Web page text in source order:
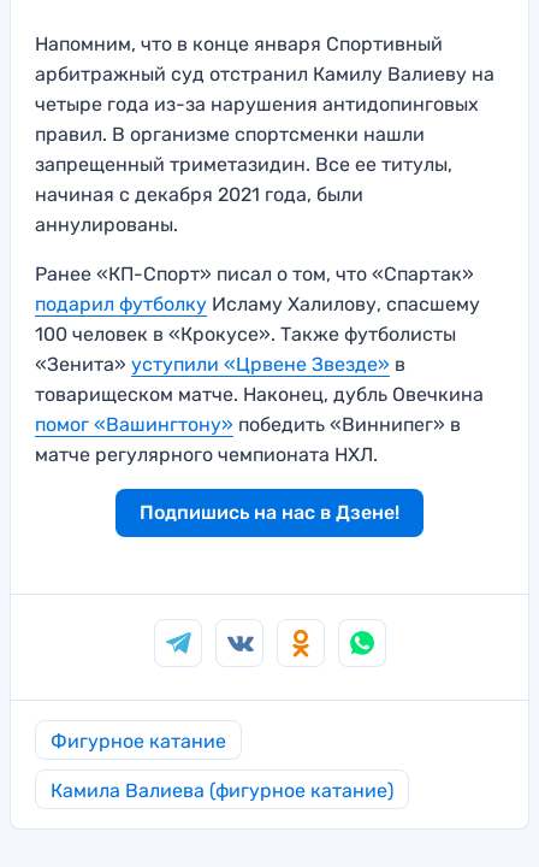
Напомним, что в конце января Спортивный
арбитражный суд отстранил Камилу Валиеву на
четыре года из-за нарушения антидопинговых
правил. В организме спортсменки нашли
запрещенный триметазидин. Все ее титулы,
начиная с декабря 2021 года, были
аннулированы.
Ранее «КП-Спорт» писал о том, что «Спартак»
подарил футболку Исламу Халилову, спасшему
100 человек в «Крокусе». Также футболисты
«Зенита» уступили «Црвене Звезде» в
товарищеском матче. Наконец, дубль Овечкина
помог «Вашингтону» победить «Виннипег» в
матче регулярного чемпионата НХЛ.
Подпишись на нас в Дзене!
Фигурное катание
Камила Валиева (фигурное катание)